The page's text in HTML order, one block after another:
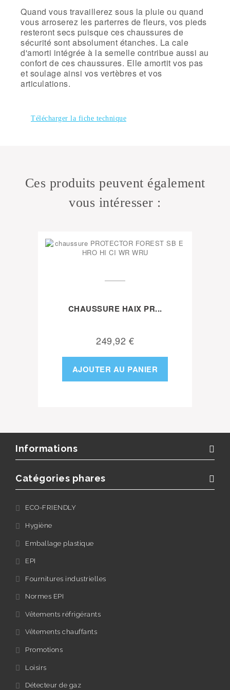
Quand vous travaillerez sous la pluie ou quand
vous arroserez les parterres de fleurs, vos pieds
resteront secs puisque ces chaussures de
sécurité sont absolument étanches. La cale
d'amorti intégrée à la semelle contribue aussi au
confort de ces chaussures. Elle amortit vos pas
et soulage ainsi vos vertèbres et vos
articulations.
Télécharger la fiche technique
Ces produits peuvent également
vous intéresser :
CHAUSSURE HAIX PR...
249,92 €
AJOUTER AU PANIER
Informations
Catégories phares
ECO-FRIENDLY
Hygiène
Emballage plastique
EPI
Fournitures industrielles
Normes EPI
Vêtements réfrigérants
Vêtements chauffants
Promotions
Loisirs
Détecteur de gaz